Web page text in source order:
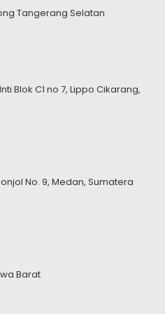
Tangerang Selatan
Blok C1 no 7, Lippo Cikarang,
No. 9, Medan, Sumatera
Barat